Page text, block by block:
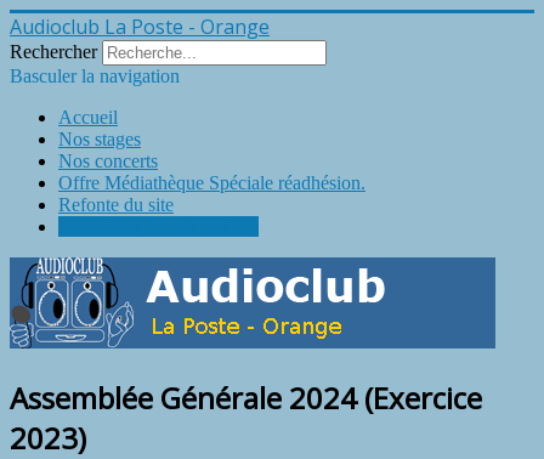
Audioclub La Poste - Orange
Rechercher
Basculer la navigation
Accueil
Nos stages
Nos concerts
Offre Médiathèque Spéciale réadhésion.
Refonte du site
Assemblée Générale 2024 (Exercice
2023)